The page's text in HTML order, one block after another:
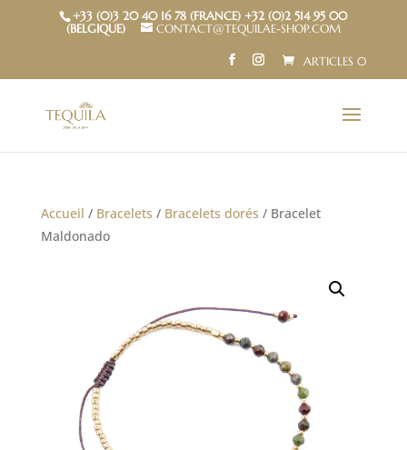
+33 (0)3 20 40 16 78 (FRANCE) +32 (0)2 514 95 00
(BELGIQUE)
CONTACT@TEQUILAE-SHOP.COM
ARTICLES 0
Accueil / Bracelets / Bracelets dorés / Bracelet
Maldonado